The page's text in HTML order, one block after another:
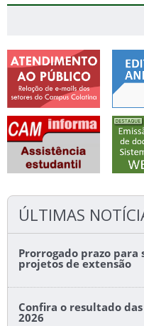
ÚLTIMAS
Prorrogado prazo
projetos de extensão
Confira o resultado
2026